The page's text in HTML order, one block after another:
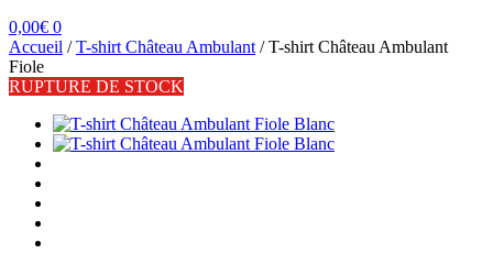
0,00€ 0
Accueil /T-shirt Château Ambulant /T-shirt Château Ambulant
Fiole
RUPTURE DE STOCK